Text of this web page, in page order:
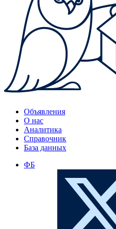
Объявления
О нас
Аналитика
Справочник
База данных
ФБ